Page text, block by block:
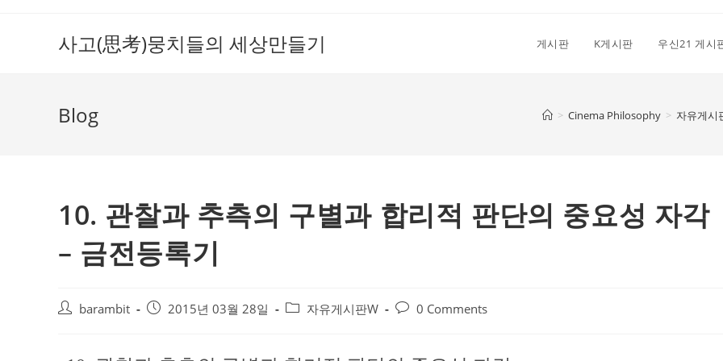
사고(思考)뭉치들의 세상만들기 게시판 K게시판 우신21 게시
Blog > Cinema Philosophy > 자유게시
10. 관찰과 추측의 구별과 합리적 판단의 중요성 자각
– 금전등록기
Post barambit
Post 2015년 03월 28일
Post 자유게시판W
Post0 Comments